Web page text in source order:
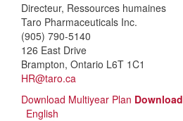
Directeur, Ressources humaines
Taro Pharmaceuticals Inc.
(905) 790-5140
126 East Drive
Brampton, Ontario L6T 1C1
HR@taro.ca
Download Multiyear Plan Download
English